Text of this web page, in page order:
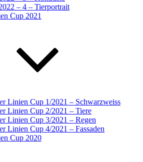
– 4 – Tierportrait
Cup 2021
Linien Cup 1/2021 – Schwarzweiss
Linien Cup 2/2021 – Tiere
Linien Cup 3/2021 – Regen
Linien Cup 4/2021 – Fassaden
Cup 2020